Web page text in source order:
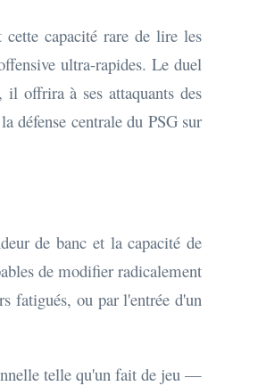
capacité rare de lire les
ultra-rapides. Le duel
offrira à ses attaquants des
défense centrale du PSG sur
de banc et la capacité de
de modifier radicalement
fatigués, ou par l'entrée d'un
telle qu'un fait de jeu —